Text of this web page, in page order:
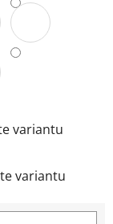
variantu
variantu